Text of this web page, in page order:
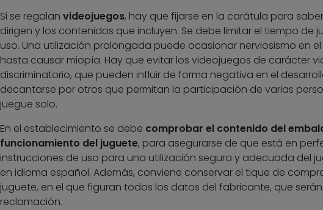
Si se regalan videojuegos, hay que fijarse en la carátula para
dirigen y los contenidos que incluyen. Se debe limitar el tiempo de
uso. Una utilización prolongada puede ocasionar nerviosismo en
hasta causar miopía. Hay que evitar los videojuegos de carácter
discriminatorio, que pueden influir de forma negativa en el
decantarse por otros que permitan la participación de varias
juegue solo.
En el establecimiento se debe comprobar el contenido del
funcionamiento del juguete, para asegurarse de que está en
instrucciones de uso para una utilización segura y adecuada del
en idioma español. Además, conviene conservar el tique de
juguete, en el que figuran todos los datos del fabricante, que
reclamación.